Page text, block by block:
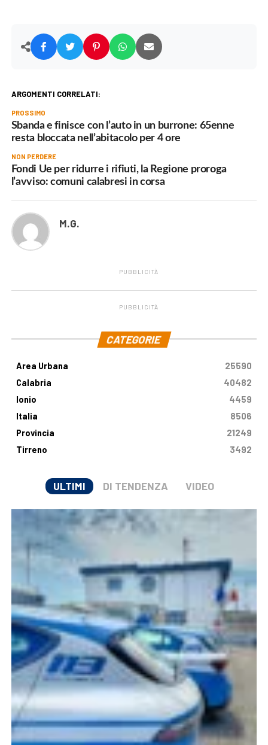
ARGOMENTI CORRELATI:
PROSSIMO
Sbanda e finisce con l’auto in un burrone: 65enne
resta bloccata nell’abitacolo per 4 ore
NON PERDERE
Fondi Ue per ridurre i rifiuti, la Regione proroga
l’avviso: comuni calabresi in corsa
M.G.
PUBBLICITÀ
PUBBLICITÀ
CATEGORIE
Area Urbana
25590
Calabria
40482
Ionio
4459
Italia
8506
Provincia
21249
Tirreno
3492
ULTIMI DI TENDENZA VIDEO